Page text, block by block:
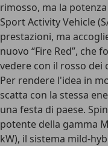
rimosso, ma la
Sport Activity Vehicle
prestazioni, ma
nuovo “Fire Red”, che
vedere con il rosso dei
Per rendere l'idea in
scatta con la stessa
una festa di paese.
potente della gamma
kW), il sistema mild-